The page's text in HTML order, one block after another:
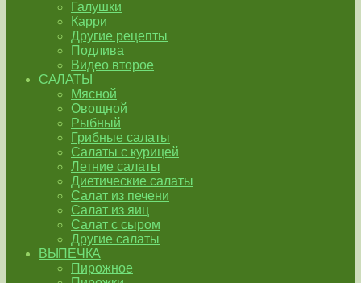
Галушки
Карри
Другие рецепты
Подлива
Видео второе
САЛАТЫ
Мясной
Овощной
Рыбный
Грибные салаты
Салаты с курицей
Летние салаты
Диетические салаты
Салат из печени
Салат из яиц
Салат с сыром
Другие салаты
ВЫПЕЧКА
Пирожное